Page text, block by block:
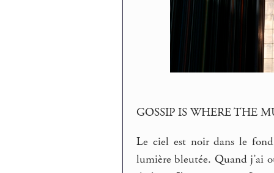
GOSSIP IS WHERE THE
Le ciel est noir dans le
lumière bleutée. Quand j’ai